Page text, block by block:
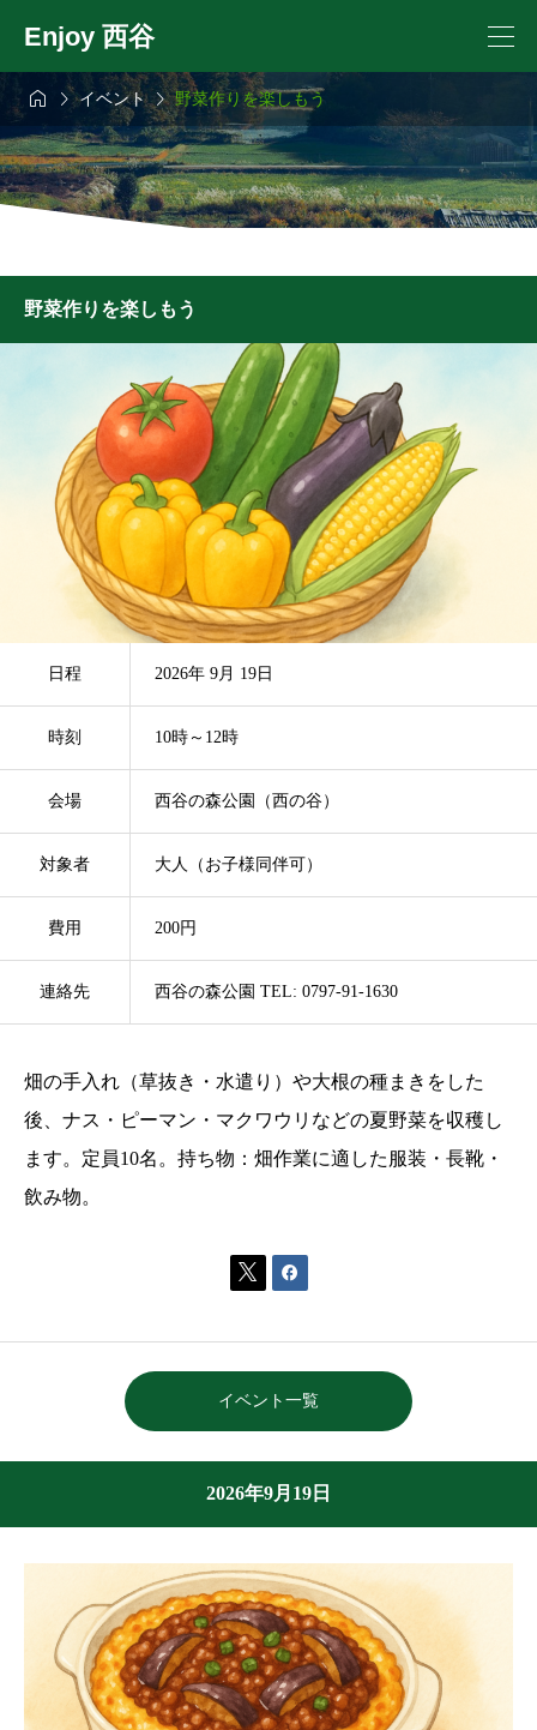
Enjoy 西谷
 イベント野菜作りを楽しもう
野菜作りを楽しもう
日程 2026年 9月 19日
時刻 10時～12時
会場 西谷の森公園（西の谷）
対象者 大人（お子様同伴可）
費用 200円
連絡先 西谷の森公園 TEL: 0797-91-1630
畑の手入れ（草抜き・水遣り）や大根の種まきをした
後、ナス・ピーマン・マクワウリなどの夏野菜を収穫し
ます。定員10名。持ち物：畑作業に適した服装・長靴・
飲み物。
 
イベント一覧
2026年9月19日